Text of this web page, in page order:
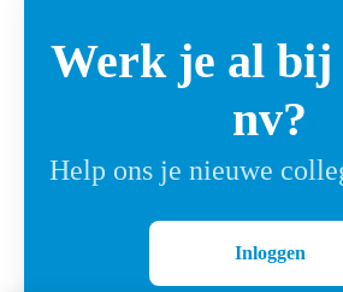
Werk je al bij
nv?
Help ons je nieuwe
Inloggen